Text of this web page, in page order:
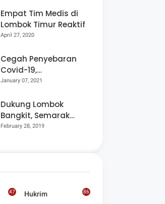
Berpeluang “Rebut”
Kursi Dapil 3
Empat Tim Medis di
Lombok Timur Reaktif
April 27, 2020
Cegah Penyebaran
Covid-19,
Bhabinkamtibmas
Kegiatan Posyandu
January 07, 2021
Dukung Lombok
Bangkit, Semarak
Pesta Rakyat
Seniman Di Lombok
February 28, 2019
47 Hukrim 86